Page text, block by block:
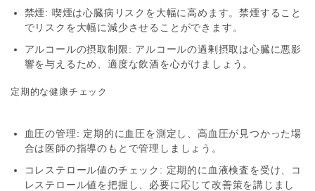
禁煙: 喫煙は心臓病リスクを大幅に高めます。禁煙すること
でリスクを大幅に減少させることができます。
アルコールの摂取制限: アルコールの過剰摂取は心臓に悪影
響を与えるため、適度な飲酒を心がけましょう。
定期的な健康チェック
血圧の管理: 定期的に血圧を測定し、高血圧が見つかった場
合は医師の指導のもとで管理しましょう。
コレステロール値のチェック : 定期的に血液検査を受け、コ
レステロール値を把握し、必要に応じて改善策を講じまし